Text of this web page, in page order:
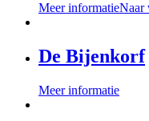
Meer informatieNaar
De Bijenkorf
Meer informatie